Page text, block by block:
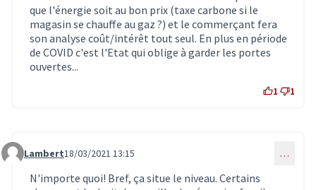
que l'énergie soit au bon prix (taxe carbone si le
magasin se chauffe au gaz ?) et le commerçant fera
son analyse coût/intérêt tout seul. En plus en période
de COVID c'est l'Etat qui oblige à garder les portes
ouvertes...
1 1
Commentaire 2847
Lambert18/03/2021 13:15 …
N'importe quoi! Bref, ça situe le niveau. Certains